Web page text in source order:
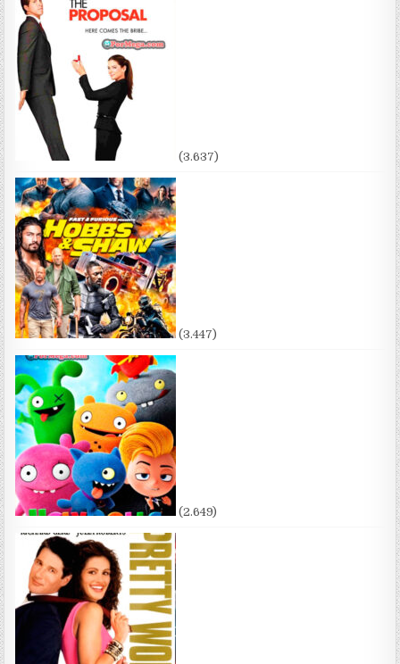
(3.637)
(3.447)
(2.649)